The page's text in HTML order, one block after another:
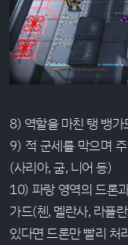
8) 역할을 마친 탱 뱅
9) 적 군세를 막으며
(사리아, 굼, 니어 등)
10) 파랑 영역의 드론
가드(첸, 멜란사, 라플
있다면 드론만 빨리 처